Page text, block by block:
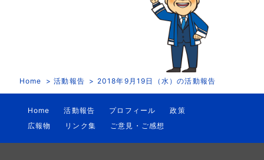
Home 活動報告 2018年9月19日（水）の活動報告
Home 活動報告 プロフィール
政策
広報物
リンク集 ご意見・ご感想